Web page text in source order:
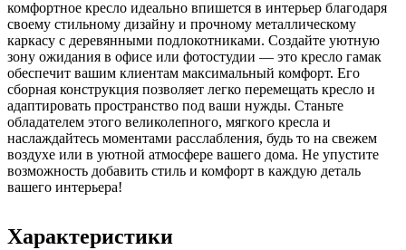
комфортное кресло идеально впишется в интерьер благодаря
своему стильному дизайну и прочному металлическому
каркасу с деревянными подлокотниками. Создайте уютную
зону ожидания в офисе или фотостудии — это кресло гамак
обеспечит вашим клиентам максимальный комфорт. Его
сборная конструкция позволяет легко перемещать кресло и
адаптировать пространство под ваши нужды. Станьте
обладателем этого великолепного, мягкого кресла и
наслаждайтесь моментами расслабления, будь то на свежем
воздухе или в уютной атмосфере вашего дома. Не упустите
возможность добавить стиль и комфорт в каждую деталь
вашего интерьера!
Характеристики